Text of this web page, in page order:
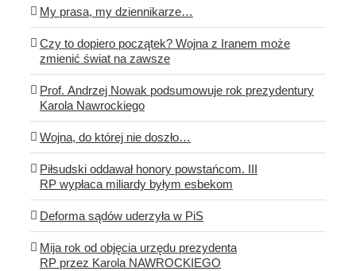
My prasa, my dziennikarze…
Czy to dopiero początek? Wojna z Iranem może
zmienić świat na zawsze
Prof. Andrzej Nowak podsumowuje rok prezydentury
Karola Nawrockiego
Wojna, do której nie doszło…
Piłsudski oddawał honory powstańcom. III
RP wypłaca miliardy byłym esbekom
Deforma sądów uderzyła w PiS
Mija rok od objęcia urzędu prezydenta
RP przez Karola NAWROCKIEGO